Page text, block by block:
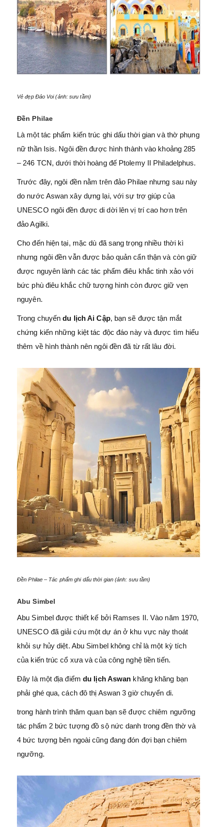
Vẻ đẹp Đảo Voi (ảnh: sưu tầm)
Đền Philae
Là một tác phẩm kiến trúc ghi dấu thời gian và thờ phụng
nữ thần Isis. Ngôi đền được hình thành vào khoảng 285
– 246 TCN, dưới thời hoàng đế Ptolemy II Philadelphus.
Trước đây, ngôi đền nằm trên đảo Philae nhưng sau này
do nước Aswan xây dựng lại, với sự trợ giúp của
UNESCO ngôi đền được di dời lên vị trí cao hơn trên
đảo Agilki.
Cho đến hiện tại, mặc dù đã sang trọng nhiều thời kì
nhưng ngôi đền vẫn được bảo quản cẩn thận và còn giữ
được nguyên lành các tác phẩm điêu khắc tinh xảo với
bức phù điêu khắc chữ tượng hình còn được giữ vẹn
nguyên.
Trong chuyến du lịch Ai Cập, bạn sẽ được tận mắt
chứng kiến những kiệt tác độc đáo này và được tìm hiểu
thêm về hình thành nên ngôi đền đã từ rất lâu đời.
Đền Philae – Tác phẩm ghi dấu thời gian (ảnh: sưu tầm)
Abu Simbel
Abu Simbel được thiết kế bởi Ramses II. Vào năm 1970,
UNESCO đã giải cứu một dự án ở khu vực này thoát
khỏi sự hủy diệt. Abu Simbel không chỉ là một kỳ tích
của kiến trúc cổ xưa và của công nghệ tiền tiến.
Đây là một địa điểm du lịch Aswan khăng khăng bạn
phải ghé qua, cách đô thị Aswan 3 giờ chuyển di.
trong hành trình thăm quan bạn sẽ được chiêm ngưỡng
tác phẩm 2 bức tượng đồ sộ nức danh trong đền thờ và
4 bức tượng bên ngoài cũng đang đón đợi bạn chiêm
ngưỡng.